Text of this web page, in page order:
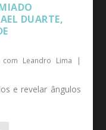
DUARTE,
com Leandro Lima |
e revelar ângulos